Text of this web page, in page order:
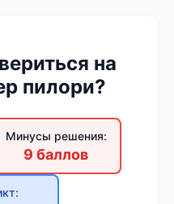
на
пилори?
Минусы решения:
9 баллов